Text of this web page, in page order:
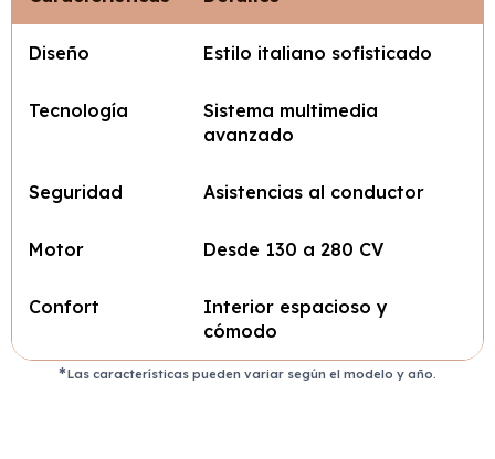
Diseño Estilo italiano sofisticado
Tecnología
Sistema multimedia
avanzado
Seguridad Asistencias al conductor
Motor Desde 130 a 280 CV
Confort
Interior espacioso y
cómodo
Las características pueden variar según el modelo y año.